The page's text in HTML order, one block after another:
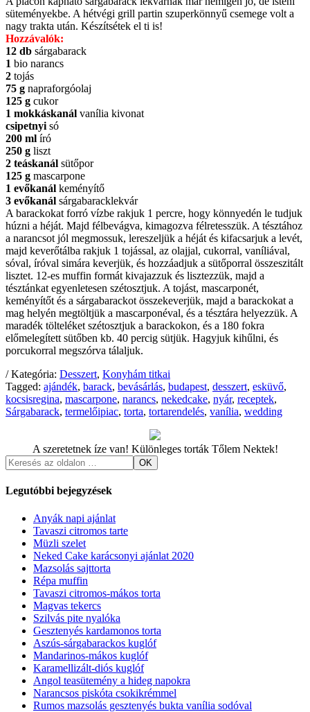
süteményekbe. A hétvégi grill partin szuperkönnyű csemege volt a
nagy trakta után. Készítsétek el ti is!
Hozzávalók:
12 db sárgabarack
1 bio narancs
2 tojás
75 g napraforgóolaj
125 g cukor
1 mokkáskanál vanília kivonat
csipetnyi só
200 ml író
250 g liszt
2 teáskanál sütőpor
125 g mascarpone
1 evőkanál keményítő
3 evőkanál sárgabaracklekvár
A barackokat forró vízbe rakjuk 1 percre, hogy könnyedén le tudjuk
húzni a héját. Majd félbevágva, kimagozva félretesszük. A tésztához
a narancsot jól megmossuk, lereszeljük a héját és kifacsarjuk a levét,
majd keverőtálba rakjuk 1 tojással, az olajjal, cukorral, vaníliával,
sóval, íróval simára keverjük, és hozzáadjuk a sütőporral összeszitált
lisztet. 12-es muffin formát kivajazzuk és lisztezzük, majd a
tésztánkat egyenletesen szétosztjuk. A tojást, mascarponét,
keményítőt és a sárgabarackot összekeverjük, majd a barackokat a
mag helyén megtöltjük a mascarponéval, és a tésztára helyezzük. A
maradék tölteléket szétosztjuk a barackokon, és a 180 fokra
előmelegített sütőben kb. 40 percig sütjük. Hagyjuk kihűlni, és
porcukorral megszórva tálaljuk.
/ Kategória: Desszert, Konyhám titkai
Tagged: ajándék, barack, bevásárlás, budapest, desszert, esküvő,
kocsisregina, mascarpone, narancs, nekedcake, nyár, receptek,
Sárgabarack, termelőipiac, torta, tortarendelés, vanília, wedding
A szeretetnek íze van! Különleges torták Tőlem Nektek!
Legutóbbi bejegyzések
Anyák napi ajánlat
Tavaszi citromos tarte
Müzli szelet
Neked Cake karácsonyi ajánlat 2020
Mazsolás sajttorta
Répa muffin
Tavaszi citromos-mákos torta
Magvas tekercs
Szilvás pite nyalóka
Gesztenyés kardamonos torta
Aszús-sárgabarackos kuglóf
Mandarinos-mákos kuglóf
Karamellizált-diós kuglóf
Angol teasütemény a hideg napokra
Narancsos piskóta csokikrémmel
Rumos mazsolás gesztenyés bukta vanília sodóval